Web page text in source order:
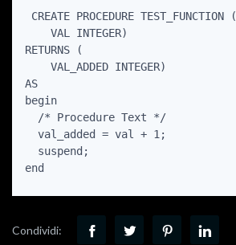
CREATE PROCEDURE TEST_FUNCTION (
    VAL INTEGER)
RETURNS (
    VAL_ADDED INTEGER)
AS
begin
  /* Procedure Text */
  val_added = val + 1;
  suspend;
end
Condividi: